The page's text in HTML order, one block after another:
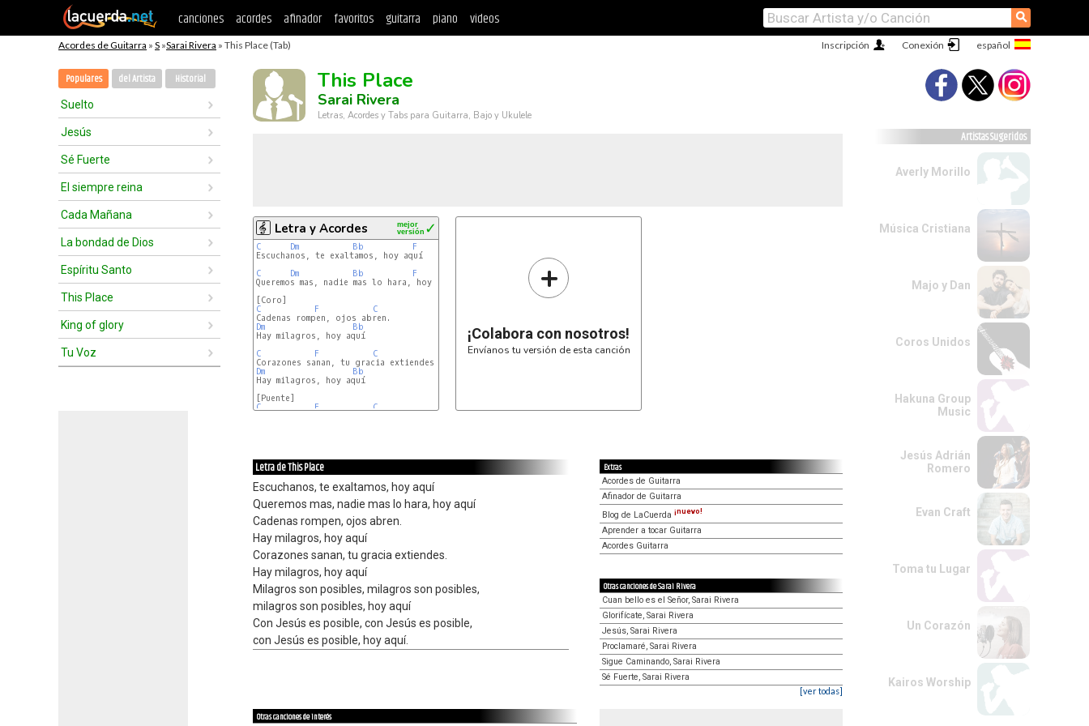
canciones acordes afinador favoritos guitarra piano videos ⚲
Acordes de Guitarra » S »Sarai Rivera » This Place (Tab) Conexión
Inscripción
Populares del Artista Historial
Suelto
Jesús
Sé Fuerte
El siempre reina
Cada Mañana
La bondad de Dios
Espíritu Santo
This Place
King of glory
Tu Voz
This Place
Sarai Rivera
Letras, Acordes y Tabs para Guitarra, Bajo y Ukulele
Letra y Acordes ✓
mejor
versión
C Dm Bb F
Escuchanos, te exaltamos, hoy aquí
C
Dm Bb F
Queremos mas, nadie mas lo hara, hoy aquí
C
F
C
Dm
Bb
Hay milagros, hoy aquí
C
F
C
Dm
Bb
Hay milagros, hoy aquí
C
F
C
+
¡Colabora con nosotros!
Envíanos tu versión de esta canción
Letra de This Place
Escuchanos, te exaltamos, hoy aquí
Queremos mas, nadie mas lo hara, hoy aquí
Cadenas rompen, ojos abren.
Hay milagros, hoy aquí
Corazones sanan, tu gracia extiendes.
Hay milagros, hoy aquí
Milagros son posibles, milagros son posibles,
milagros son posibles, hoy aquí
Con Jesús es posible, con Jesús es posible,
con Jesús es posible, hoy aquí.
Extras
Acordes de Guitarra
Afinador de Guitarra
Blog de LaCuerda ¡nuevo!
Aprender a tocar Guitarra
Acordes Guitarra
Otras canciones de Sarai Rivera
Cuan bello es el Señor, Sarai Rivera
Glorifícate, Sarai Rivera
Jesús, Sarai Rivera
Proclamaré, Sarai Rivera
Sigue Caminando, Sarai Rivera
Sé Fuerte, Sarai Rivera
[ver todas]
Otras canciones de interés
Artistas Sugeridos
Averly Morillo
Música Cristiana
Majo y Dan
Coros Unidos
Hakuna Group
Music
Jesús Adrián
Romero
Evan Craft
Toma tu Lugar
Un Corazón
Kairos Worship